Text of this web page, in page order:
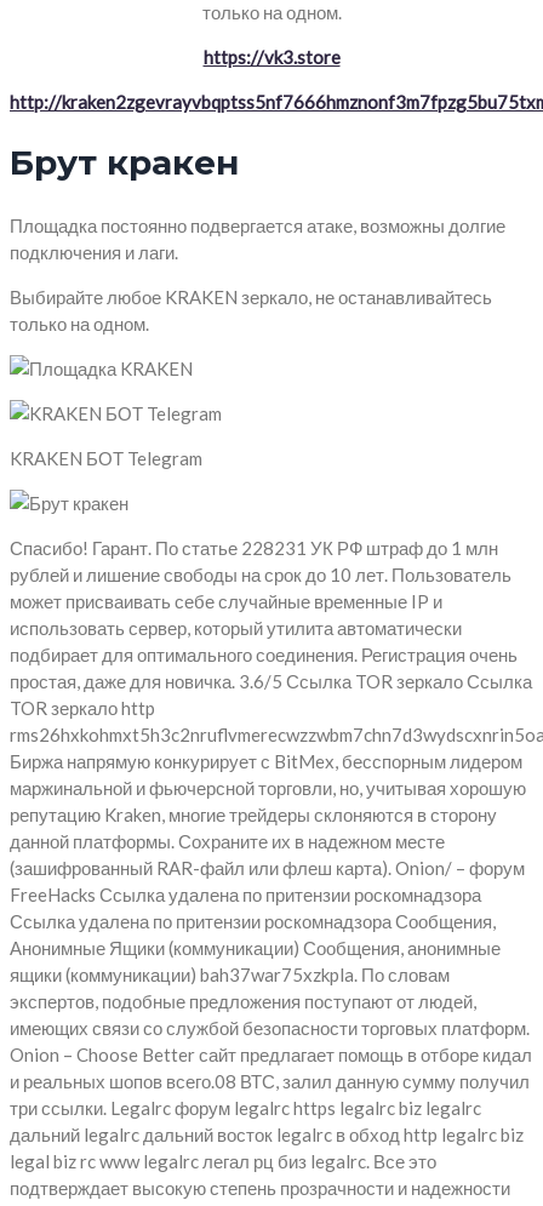
только на одном.
https://vk3.store
http://
Брут кракен
Площадка постоянно подвергается атаке, возможны долгие
подключения и лаги.
Выбирайте любое KRAKEN зеркало, не останавливайтесь
только на одном.
KRAKEN БОТ Telegram
Спасибо! Гарант. По статье 228231 УК РФ штраф до 1 млн
рублей и лишение свободы на срок до 10 лет. Пользователь
может присваивать себе случайные временные IP и
использовать сервер, который утилита автоматически
подбирает для оптимального соединения. Регистрация очень
простая, даже для новичка. 3.6/5 Ссылка TOR зеркало Ссылка
TOR зеркало http
Биржа напрямую конкурирует с BitMex, бесспорным лидером
маржинальной и фьючерсной торговли, но, учитывая хорошую
репутацию Kraken, многие трейдеры склоняются в сторону
данной платформы. Сохраните их в надежном месте
(зашифрованный RAR-файл или флеш карта). Onion/ – форум
FreeHacks Ссылка удалена по притензии роскомнадзора
Ссылка удалена по притензии роскомнадзора Сообщения,
Анонимные Ящики (коммуникации) Сообщения, анонимные
ящики (коммуникации) bah37war75xzkpla. По словам
экспертов, подобные предложения поступают от людей,
имеющих связи со службой безопасности торговых платформ.
Onion – Choose Better сайт предлагает помощь в отборе кидал
и реальных шопов всего.08 ВТС, залил данную сумму получил
три ссылки. Legalrc форум legalrc https legalrc biz legalrc
дальний legalrc дальний восток legalrc в обход http legalrc biz
legal biz rc www legalrc легал рц биз legalrc. Все это
подтверждает высокую степень прозрачности и надежности